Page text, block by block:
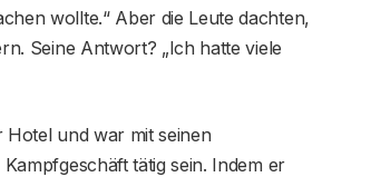
wollte.“ Aber die Leute dachten,
Seine Antwort? „Ich hatte viele
und war mit seinen
tätig sein. Indem er